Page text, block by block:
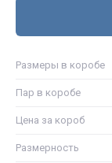
Размеры в коробе
Пар в коробе
Цена за короб
Размерность